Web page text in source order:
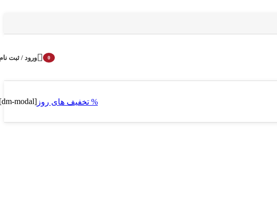
0
ورود / ثبت
% تخفیف های روز [dm-modal]